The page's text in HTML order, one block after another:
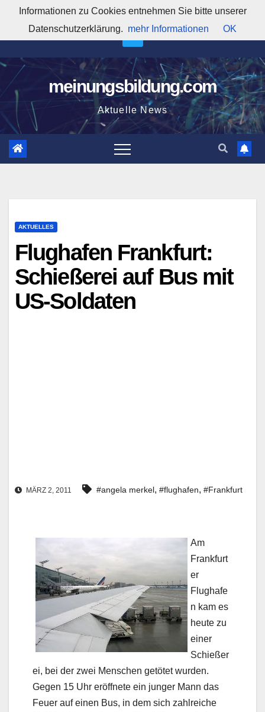
springen
3:41:02 AM
meinungsbildung.com
Aktuelle News
AKTUELLES
Flughafen Frankfurt:
Schießerei auf Bus mit
US-Soldaten
MÄRZ 2, 2011 #angela merkel, #flughafen, #Frankfurt
Am
Frankfurt
er
Flughafe
n kam es
heute zu
einer
Schießer
ei, bei der zwei Menschen getötet wurden.
Gegen 15 Uhr eröffnete ein junger Mann das
Feuer auf einen Bus, in dem sich zahlreiche
Informationen zu Cookies entnehmen Sie bitte unserer
Datenschutzerklärung. mehr Informationen OK